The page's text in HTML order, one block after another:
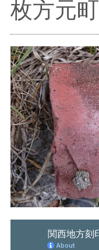
枚方元